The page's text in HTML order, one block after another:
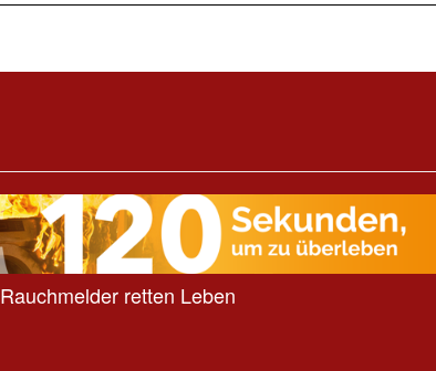
Rauchmelder retten Leben